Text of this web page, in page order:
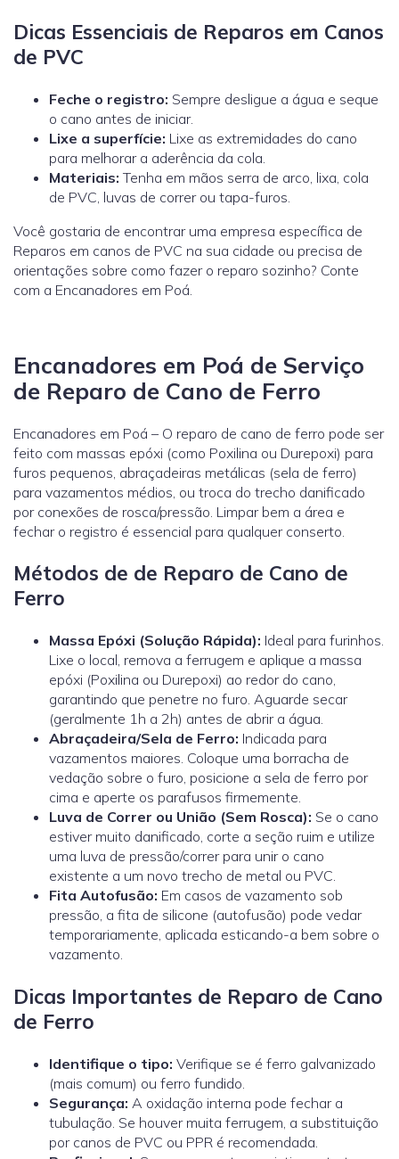
Dicas Essenciais de Reparos em Canos
de PVC
Feche o registro: Sempre desligue a água e seque
o cano antes de iniciar.
Lixe a superfície: Lixe as extremidades do cano
para melhorar a aderência da cola.
Materiais: Tenha em mãos serra de arco, lixa, cola
de PVC, luvas de correr ou tapa-furos.
Você gostaria de encontrar uma empresa específica de
Reparos em canos de PVC na sua cidade ou precisa de
orientações sobre como fazer o reparo sozinho? Conte
com a Encanadores em Poá.
Encanadores em Poá de Serviço
de Reparo de Cano de Ferro
Encanadores em Poá – O reparo de cano de ferro pode ser
feito com massas epóxi (como Poxilina ou Durepoxi) para
furos pequenos, abraçadeiras metálicas (sela de ferro)
para vazamentos médios, ou troca do trecho danificado
por conexões de rosca/pressão. Limpar bem a área e
fechar o registro é essencial para qualquer conserto.
Métodos de de Reparo de Cano de
Ferro
Massa Epóxi (Solução Rápida): Ideal para furinhos.
Lixe o local, remova a ferrugem e aplique a massa
epóxi (Poxilina ou Durepoxi) ao redor do cano,
garantindo que penetre no furo. Aguarde secar
(geralmente 1h a 2h) antes de abrir a água.
Abraçadeira/Sela de Ferro: Indicada para
vazamentos maiores. Coloque uma borracha de
vedação sobre o furo, posicione a sela de ferro por
cima e aperte os parafusos firmemente.
Luva de Correr ou União (Sem Rosca): Se o cano
estiver muito danificado, corte a seção ruim e utilize
uma luva de pressão/correrpara unir o cano
existente a um novo trecho de metal ou PVC.
Fita Autofusão: Em casos de vazamento sob
pressão, a fita de silicone (autofusão) pode vedar
temporariamente, aplicada esticando-a bem sobre o
vazamento.
Dicas Importantes de Reparo de Cano
de Ferro
Identifique o tipo: Verifique se é ferro galvanizado
(mais comum) ou ferro fundido.
Segurança: A oxidação interna pode fechar a
tubulação. Se houver muita ferrugem, a substituição
por canos de PVC ou PPR é recomendada.